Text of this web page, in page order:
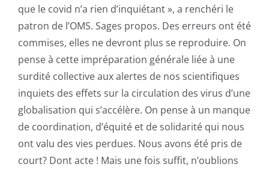
que le covid n’a rien d’inquiétant », a renchéri le
patron de l’OMS. Sages propos. Des erreurs ont été
commises, elles ne devront plus se reproduire. On
pense à cette impréparation générale liée à une
surdité collective aux alertes de nos scientifiques
inquiets des effets sur la circulation des virus d’une
globalisation qui s’accélère. On pense à un manque
de coordination, d’équité et de solidarité qui nous
ont valu des vies perdues. Nous avons été pris de
court? Dont acte ! Mais une fois suffit, n’oublions